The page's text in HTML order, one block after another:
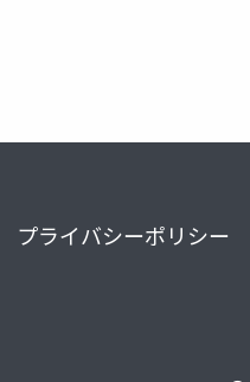
プライバシーポリシー